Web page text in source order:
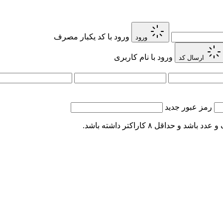
ورود ورود با کد یکبار مصرف
ارسال کد ورود با نام کاربری
رمز عبور جدید
۸ کاراکتر داشته باشد.